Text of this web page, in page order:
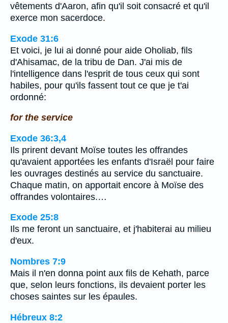
vêtements d'Aaron, afin qu'il soit consacré et qu'il
exerce mon sacerdoce.
Exode 31:6
Et voici, je lui ai donné pour aide Oholiab, fils
d'Ahisamac, de la tribu de Dan. J'ai mis de
l'intelligence dans l'esprit de tous ceux qui sont
habiles, pour qu'ils fassent tout ce que je t'ai
ordonné:
for the service
Exode 36:3,4
Ils prirent devant Moïse toutes les offrandes
qu'avaient apportées les enfants d'Israël pour faire
les ouvrages destinés au service du sanctuaire.
Chaque matin, on apportait encore à Moïse des
offrandes volontaires.…
Exode 25:8
Ils me feront un sanctuaire, et j'habiterai au milieu
d'eux.
Nombres 7:9
Mais il n'en donna point aux fils de Kehath, parce
que, selon leurs fonctions, ils devaient porter les
choses saintes sur les épaules.
Hébreux 8:2